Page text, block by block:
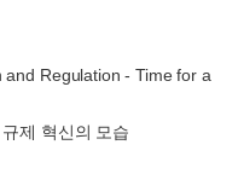
and Regulation - Time for a
제 혁신의 모습